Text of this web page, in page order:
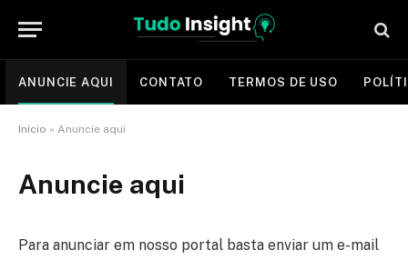
ANUNCIE AQUI CONTATO TERMOS DE USO
Início » Anuncie aqui
Anuncie aqui
Para anunciar em nosso portal basta enviar um e-mail